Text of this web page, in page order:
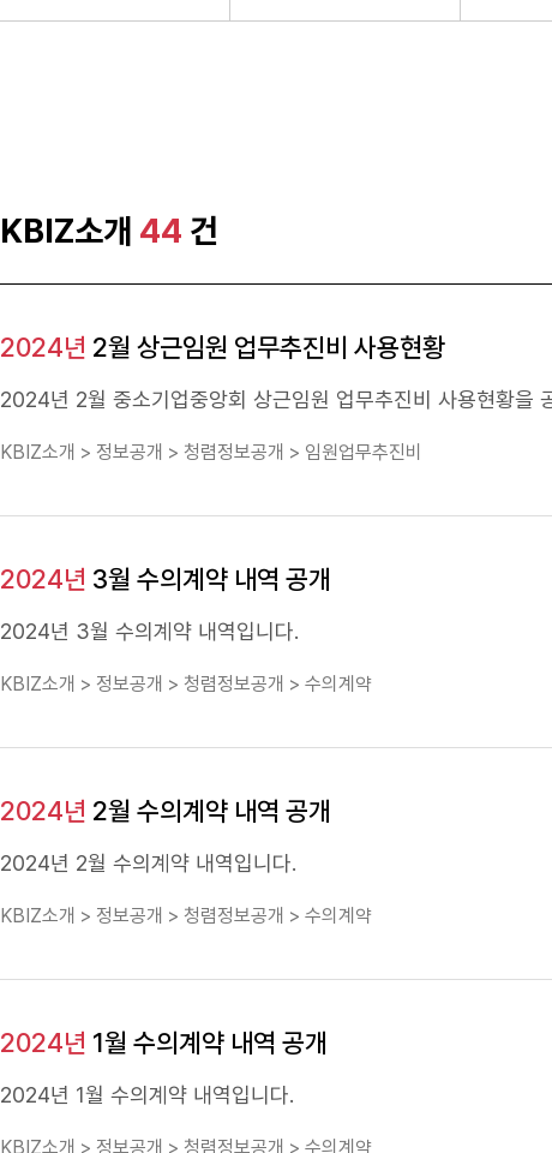
KBIZ소개 44 건
2024년 2월 상근임원 업무추진비 사용현황
2024년 2월 중소기업중앙회 상근임원 업무추진비 사용현황을
KBIZ소개 > 정보공개 > 청렴정보공개 > 임원업무추진비
2024년 3월 수의계약 내역 공개
2024년 3월 수의계약 내역입니다.
KBIZ소개 > 정보공개 > 청렴정보공개 > 수의계약
2024년 2월 수의계약 내역 공개
2024년 2월 수의계약 내역입니다.
KBIZ소개 > 정보공개 > 청렴정보공개 > 수의계약
2024년 1월 수의계약 내역 공개
2024년 1월 수의계약 내역입니다.
KBIZ소개 > 정보공개 > 청렴정보공개 > 수의계약